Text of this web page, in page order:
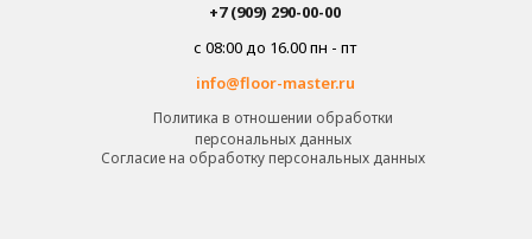
info@floor-master.ru
+7 (909) 290-00-00
с 08:00 до 16.00 пн - пт
Cогласие на обработку персональных данных
Политика в отношении обработки
персональных данных